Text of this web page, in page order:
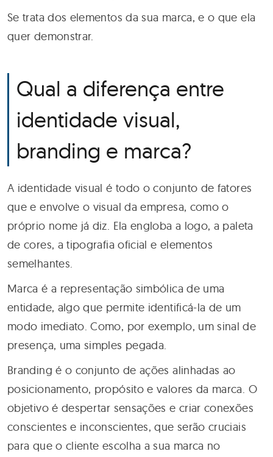
Se trata dos elementos da sua marca, e o que ela
quer demonstrar.
Qual a diferença entre
identidade visual,
branding e marca?
A identidade visual é todo o conjunto de fatores
que e envolve o visual da empresa, como o
próprio nome já diz. Ela engloba a logo, a paleta
de cores, a tipografia oficial e elementos
semelhantes.
Marca é a representação simbólica de uma
entidade, algo que permite identificá-la de um
modo imediato. Como, por exemplo, um sinal de
presença, uma simples pegada.
Branding é o conjunto de ações alinhadas ao
posicionamento, propósito e valores da marca. O
objetivo é despertar sensações e criar conexões
conscientes e inconscientes, que serão cruciais
para que o cliente escolha a sua marca no